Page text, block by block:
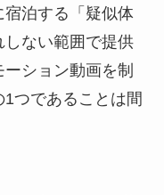
泊する「疑似体
ない範囲で提供
ション動画を制
つであることは間